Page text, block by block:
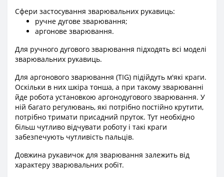
Сфери застосування зварювальних рукавиць:
ручне дугове зварювання;
аргонове зварювання.
Для ручного дугового зварювання підходять всі моделі
зварювальних рукавиць.
Для аргонового зварювання (TIG) підійдуть м'які краги.
Оскільки в них шкіра тонша, а при такому зварюванні
йде робота установкою аргонодугового зварювання. У
ній багато регулювань, які потрібно постійно крутити,
потрібно тримати присадний пруток. Тут необхідно
більш чутливо відчувати роботу і такі краги
забезпечують чутливість пальців.
Довжина рукавичок для зварювання залежить від
характеру зварювальних робіт.